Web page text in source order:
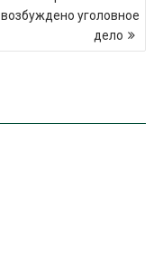
возбуждено уголовное
дело